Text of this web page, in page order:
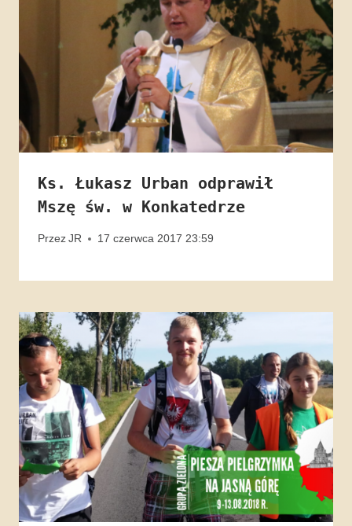
Ks. Łukasz Urban odprawił
Mszę św. w Konkatedrze
PrzezJR 17 czerwca 2017 23:59